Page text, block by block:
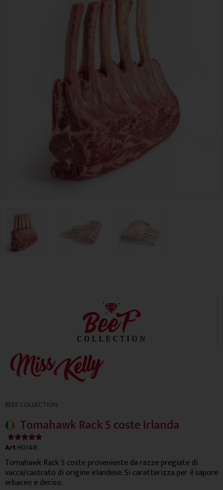
BEEF COLLECTION
Tomahawk Rack 5 coste Irlanda

Art H014IE
Tomahawk Rack 5 coste proveniente da razze pregiate di
vacca/castrato di origine irlandese. Si caratterizza per il sapore
erbaceo e deciso.